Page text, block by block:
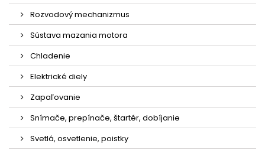
Rozvodový mechanizmus
Sústava mazania motora
Chladenie
Elektrické diely
Zapaľovanie
Snímače, prepínače, štartér, dobíjanie
Svetlá, osvetlenie, poistky